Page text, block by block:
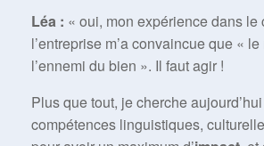
Léa : « oui, mon expérience dans le
l’entreprise m’a convaincue que «
l’ennemi du bien ». Il faut agir !
Plus que tout, je cherche
compétences linguistiques,